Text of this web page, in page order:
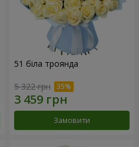
51 біла троянда
5 322 грн
Замовити